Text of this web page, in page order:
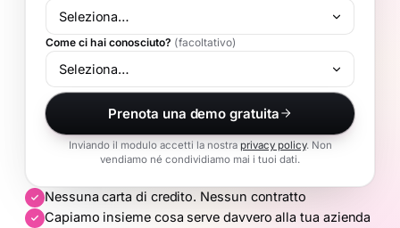
Nessuna carta di credito. Nessun contratto
Capiamo insieme cosa serve davvero alla tua azienda
Come ci hai conosciuto? (facoltativo)
Prenota una demo gratuita
Inviando il modulo accetti la nostra privacy policy. Non
vendiamo né condividiamo mai i tuoi dati.